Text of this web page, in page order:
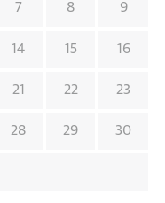
7 8 9
14 15 16
21 22 23
28 29 30